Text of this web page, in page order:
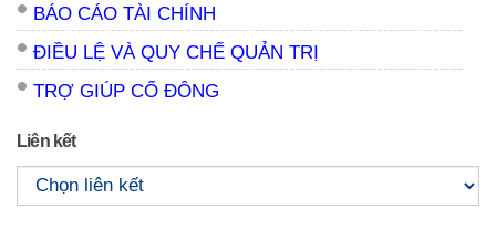
BÁO CÁO TÀI CHÍNH
ĐIỀU LỆ VÀ QUY CHẾ QUẢN TRỊ
TRỢ GIÚP CỔ ĐÔNG
Liên kết